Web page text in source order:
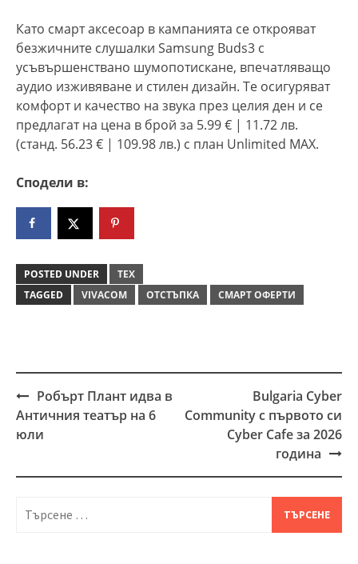
Като смарт аксесоар в кампанията се открояват
безжичните слушалки Samsung Buds3 с
усъвършенствано шумопотискане, впечатляващо
аудио изживяване и стилен дизайн. Те осигуряват
комфорт и качество на звука през целия ден и се
предлагат на цена в брой за 5.99 € | 11.72 лв.
(станд. 56.23 € | 109.98 лв.) с план Unlimited MAX.
Сподели в:
POSTED UNDER
ТЕХ
TAGGED
VIVACOM ОТСТЪПКА СМАРТ ОФЕРТИ
Post
navigation
Робърт Плант идва в
Античния театър на 6
юли
Bulgaria Cyber
Community с първото си
Cyber Cafe за 2026
година
Търсене